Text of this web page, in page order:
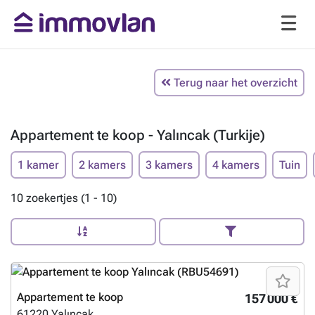
Terug naar het overzicht
Appartement te koop - Yalıncak (Turkije)
1 kamer 2 kamers 3 kamers 4 kamers Tuin
10 zoekertjes (1 - 10)
157 000 €
Appartement te koop